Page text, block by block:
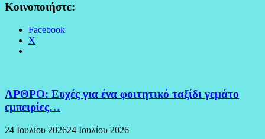
Κοινοποιήστε:
Facebook
X
ΑΡΘΡΟ: Ευχές για ένα φοιτητικό ταξίδι γεμάτο
εμπειρίες…
24 Ιουλίου 202624 Ιουλίου 2026